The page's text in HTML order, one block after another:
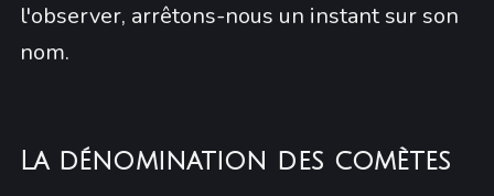
l'observer, arrêtons-nous un instant sur son
nom.
La dénomination des comètes